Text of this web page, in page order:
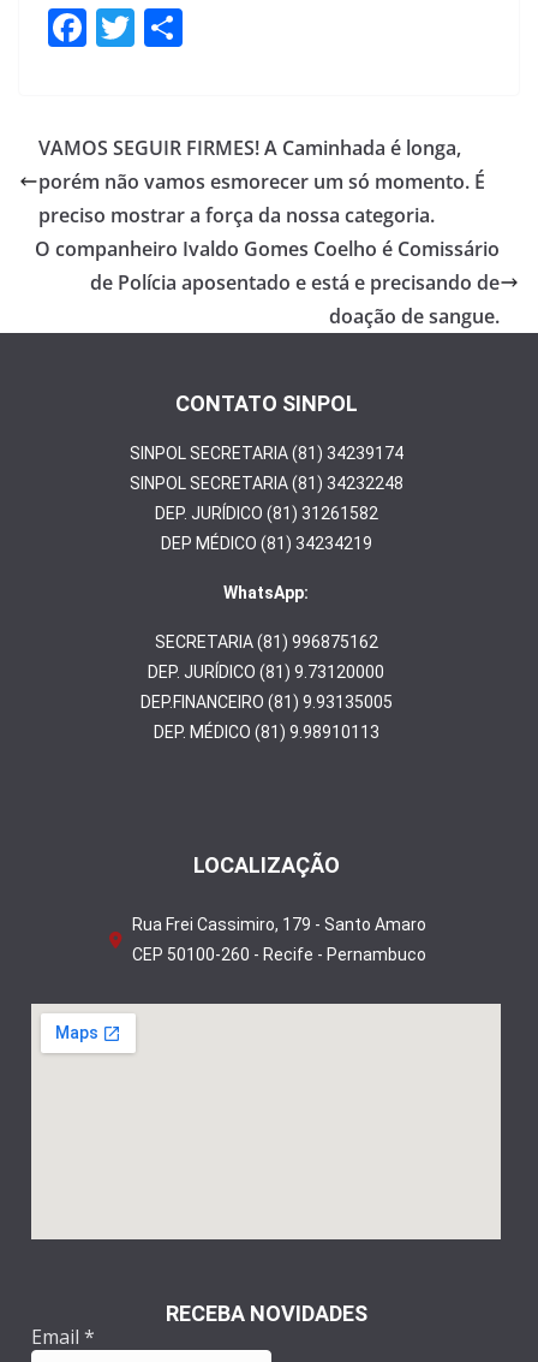
F
b
o
o
k
T
er e
VAMOS SEGUIR FIRMES! A Caminhada é longa,
porém não vamos esmorecer um só momento. É
preciso mostrar a força da nossa categoria.
O companheiro Ivaldo Gomes Coelho é Comissário
de Polícia aposentado e está e precisando de
doação de sangue.
CONTATO SINPOL
SINPOL SECRETARIA (81) 34239174
SINPOL SECRETARIA (81) 34232248
DEP. JURÍDICO (81) 31261582
DEP MÉDICO (81) 34234219
WhatsApp:
SECRETARIA (81) 996875162
DEP. JURÍDICO (81) 9.73120000
DEP.FINANCEIRO (81) 9.93135005
DEP. MÉDICO (81) 9.98910113
LOCALIZAÇÃO
Rua Frei Cassimiro, 179 - Santo Amaro
CEP 50100-260 - Recife - Pernambuco
RECEBA NOVIDADES
Email *